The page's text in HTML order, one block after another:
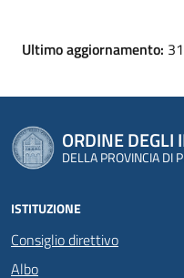
Ultimo aggiornamento:
ORDINE DEGLI
DELLA PROVINCIA DI
ISTITUZIONE
Consiglio direttivo
Albo